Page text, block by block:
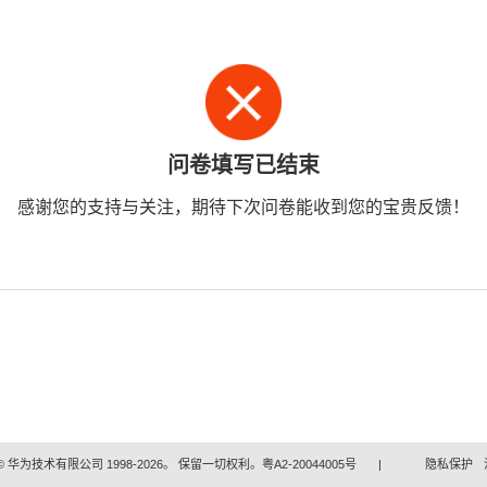
问卷填写已结束
感谢您的支持与关注，期待下次问卷能收到您的宝贵反馈！
华为技术有限公司 1998-2026。 保留一切权利。粤A2-20044005号 | 隐私保护